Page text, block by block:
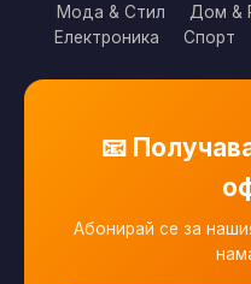
Мода & Стил Дом &
Електроника
Спорт
📧
Абонирай се за